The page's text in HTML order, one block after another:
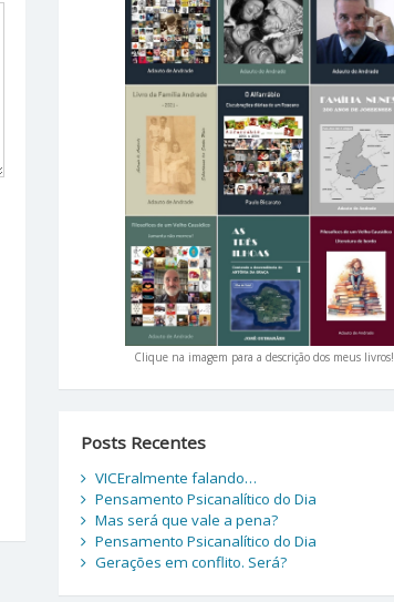
Clique na imagem para a descrição dos meus livros!
Posts Recentes
VICEralmente falando…
Pensamento Psicanalítico do Dia
Mas será que vale a pena?
Pensamento Psicanalítico do Dia
Gerações em conflito. Será?